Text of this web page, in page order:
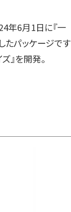
年6月1日に『一
たパッケージです
』を開発。